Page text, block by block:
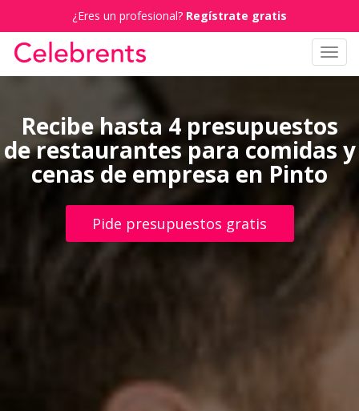
¿Eres un profesional? Regístrate gratis
Recibe hasta 4 presupuestos
de restaurantes para comidas y
cenas de empresa en Pinto
Pide presupuestos gratis